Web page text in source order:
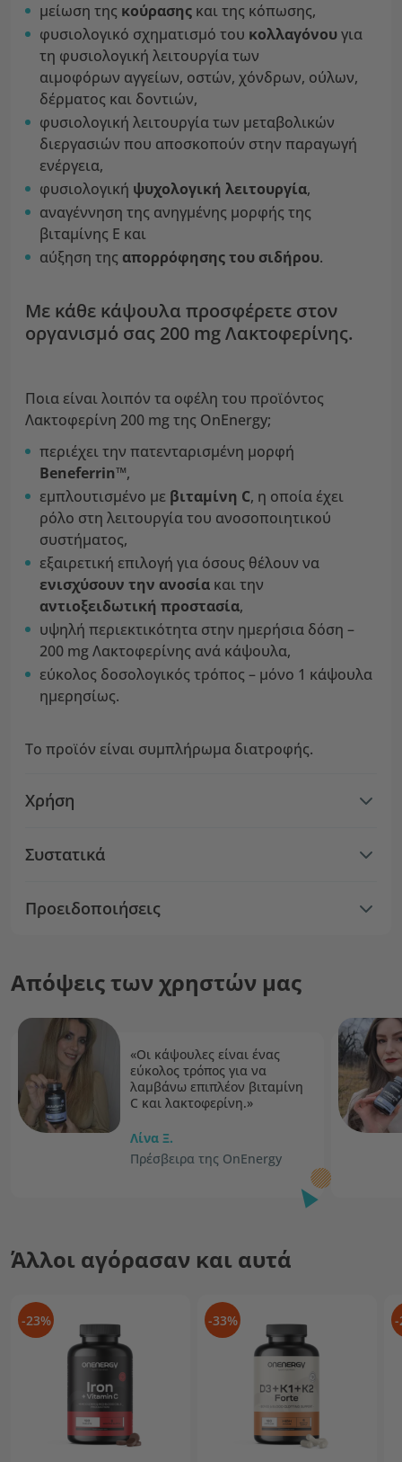
μείωση της κούρασης και της κόπωσης,
φυσιολογικό σχηματισμό του κολλαγόνουγια
τη φυσιολογική λειτουργία των
αιμοφόρων αγγείων, οστών, χόνδρων, ούλων,
δέρματος και δοντιών,
φυσιολογική λειτουργία των μεταβολικών
διεργασιών που αποσκοπούν στην παραγωγή
ενέργεια,
φυσιολογική ψυχολογική λειτουργία,
αναγέννηση της ανηγμένης μορφής της
βιταμίνης Ε και
αύξηση της απορρόφησης του σιδήρου.
Με κάθε κάψουλα προσφέρετε στον
οργανισμό σας 200 mg Λακτοφερίνης.
Ποια είναι λοιπόν τα οφέλη του προϊόντος
Λακτοφερίνη 200 mg της OnEnergy;
περιέχει την πατενταρισμένη μορφή
Beneferrin™,
εμπλουτισμένο με βιταμίνη C, η οποία έχει
ρόλο στη λειτουργία του ανοσοποιητικού
συστήματος,
εξαιρετική επιλογή για όσους θέλουν να
ενισχύσουν την ανοσία και την
αντιοξειδωτική προστασία,
υψηλή περιεκτικότητα στην ημερήσια δόση –
200 mg Λακτοφερίνης ανά κάψουλα,
εύκολος δοσολογικός τρόπος – μόνο 1 κάψουλα
ημερησίως.
Το προϊόν είναι συμπλήρωμα διατροφής.
Χρήση
Συστατικά
Προειδοποιήσεις
Απόψεις των χρηστών μας
«Οι κάψουλες είναι ένας
εύκολος τρόπος για να
λαμβάνω επιπλέον βιταμίνη
C και λακτοφερίνη.»
Λίνα Ξ.
Πρέσβειρα της OnEnergy
Άλλοι αγόρασαν και αυτά
-23% -33% -